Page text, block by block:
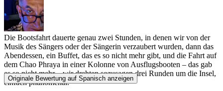
Die Bootsfahrt dauerte genau zwei Stunden, in denen wir von der
Musik des Sängers oder der Sängerin verzaubert wurden, dann das
Abendessen, ein Buffet, das es so nicht mehr gibt, und die Fahrt auf
dem Chao Phraya in einer Kolonne von Ausflugsbooten – das gab
es so nicht mehr – wir drehten sozusagen drei Runden um die Insel,
einfach phänomenal.
Originale Bewertung auf Spanisch anzeigen